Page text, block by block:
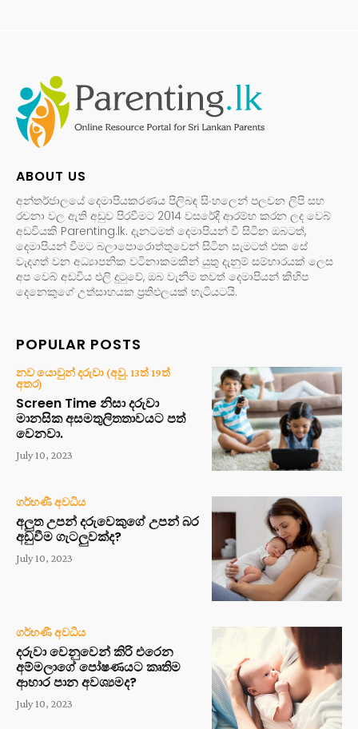
ABOUT US
අන්තර්ජාලයේ දෙමාපියකරණය පිලිබඳ සිංහලෙන් පලවන ලිපි සහ
රචනා වල ඇති අඩුව පිරවීමට 2014 වසරේදී ආරම්භ කරන ලද වෙබ්
අඩවියකි Parenting.lk. දැනටමත් දෙමාපියන් වී සිටින ඔබටත්,
දෙමාපියන් වීමට බලාපොරොත්තුවෙන් සිටින සැමටත් එක සේ
වැදගත් වන අධ්‍යාපනික වටිනාකමකින් යුතු දැනුම් සම්භාරයක් ලෙස
අප වෙබ් අඩවිය එලි දුටුවේ, ඔබ වැනිම තවත් දෙමාපියන් කිහිප
දෙනෙකුගේ උත්සාහයක ප්‍රතිඵලයක් හැටියටයි.
POPULAR POSTS
නව යොවුන් දරුවා (අවු. 13ත් 19ත්
අතර)
Screen Time නිසා දරුවා
මානසික අසමතුලිතතාවයට පත්
වෙනවා.
July 10, 2023
ගර්භණී අවධිය
අලුත උපන් දරුවෙකුගේ උපන් බර
අඩුවීම ගැටලුවක්ද?
July 10, 2023
ගර්භණී අවධිය
දරුවා වෙනුවෙන් කිරි එරෙන
අම්මලාගේ පෝෂණයට කෘතිම
ආහාර පාන අවශ්‍යමද?
July 10, 2023